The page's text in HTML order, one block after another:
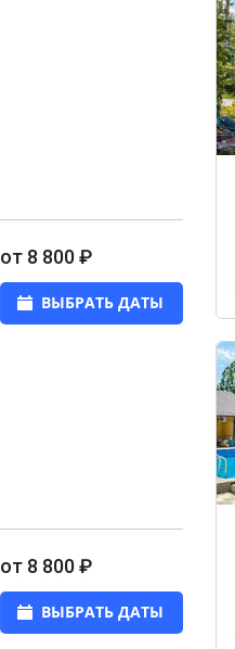
от 8 800 ₽
ВЫБРАТЬ ДАТЫ
от 8 800 ₽
ВЫБРАТЬ ДАТЫ